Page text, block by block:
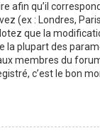
afin qu’il
(ex : Londres,
que la
la plupart des
membres du
c’est le bon